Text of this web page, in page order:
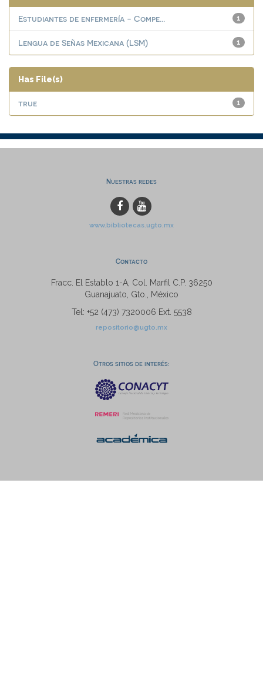
1
Estudiantes de enfermería - Compe...
1
Lengua de Señas Mexicana (LSM)
Has File(s)
1
true
Nuestras redes
www.bibliotecas.ugto.mx
Contacto
Fracc. El Establo 1-A, Col. Marfil C.P. 36250
Guanajuato, Gto., México
Tel: +52 (473) 7320006 Ext. 5538
repositorio@ugto.mx
Otros sitios de interés: